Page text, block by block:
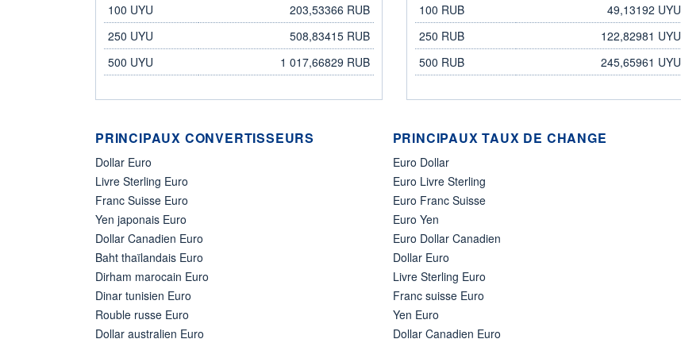
100 UYU
203,53366 RUB
250 UYU
508,83415 RUB
500 UYU
1 017,66829 RUB
100 RUB
49,13192 UYU
250 RUB
122,82981 UYU
500 RUB
245,65961 UYU
PRINCIPAUX CONVERTISSEURS
Dollar Euro
Livre Sterling Euro
Franc Suisse Euro
Yen japonais Euro
Dollar Canadien Euro
Baht thaïlandais Euro
Dirham marocain Euro
Dinar tunisien Euro
Rouble russe Euro
Dollar australien Euro
PRINCIPAUX TAUX DE CHANGE
Euro Dollar
Euro Livre Sterling
Euro Franc Suisse
Euro Yen
Euro Dollar Canadien
Dollar Euro
Livre Sterling Euro
Franc suisse Euro
Yen Euro
Dollar Canadien Euro